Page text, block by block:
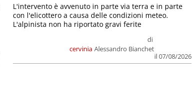
cervinia
di
Alessandro Bianchet
il 07/08/2026
L'intervento è avvenuto in parte via terra e in parte
con l'elicottero a causa delle condizioni meteo.
L'alpinista non ha riportato gravi ferite